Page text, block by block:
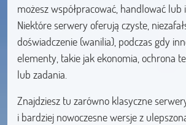
możesz współpracować, handlować lub
Niektóre serwery oferują czyste,
doświadczenie (wanilia), podczas gdy
elementy, takie jak ekonomia, ochrona
lub zadania.
Znajdziesz tu zarówno klasyczne
i bardziej nowoczesne wersje z